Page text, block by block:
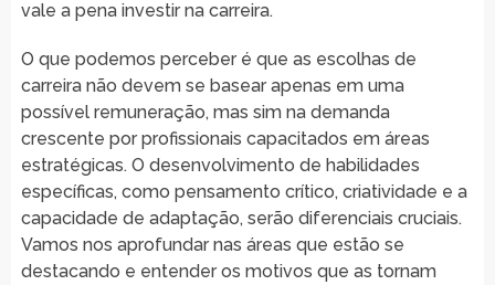
vale a pena investir na carreira.
O que podemos perceber é que as escolhas de
carreira não devem se basear apenas em uma
possível remuneração, mas sim na demanda
crescente por profissionais capacitados em áreas
estratégicas. O desenvolvimento de habilidades
específicas, como pensamento crítico, criatividade e a
capacidade de adaptação, serão diferenciais cruciais.
Vamos nos aprofundar nas áreas que estão se
destacando e entender os motivos que as tornam